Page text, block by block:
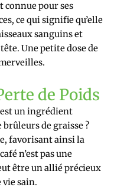
connue pour ses
ce qui signifie qu’elle
sanguins et
Une petite dose de
de Poids
est un ingrédient
brûleurs de graisse ?
favorisant ainsi la
n’est pas une
être un allié précieux
vie sain.